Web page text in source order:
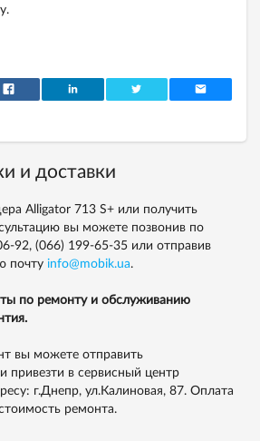
и доставки
Alligator 713 S+ или получить
вы можете позвонив по
92, (066) 199-65-35 или отправив
почту info@mobik.ua.
по ремонту и обслуживанию
вы можете отправить
привезти в сервисный центр
г.Днепр, ул.Калиновая, 87. Оплата
ремонта.